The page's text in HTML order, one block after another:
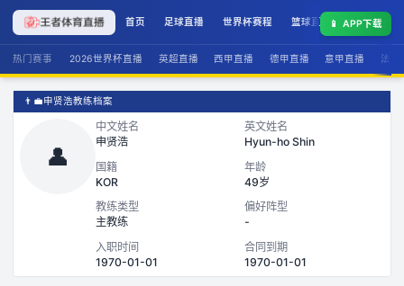
首页 足球直播 世界杯赛程 篮球直播 联赛积分
📱 APP下载
热门赛事 2026世界杯直播 英超直播 西甲直播 德甲直播 意甲直播 法甲
👨‍💼申贤浩教练档案
👤
中文姓名
申贤浩
英文姓名
Hyun-ho Shin
国籍
KOR
年龄
49岁
教练类型
主教练
偏好阵型
-
入职时间
1970-01-01
合同到期
1970-01-01